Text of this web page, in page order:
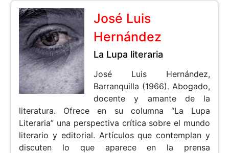
José Luis
Hernández
La Lupa literaria
José Luis Hernández,
Barranquilla (1966). Abogado,
docente y amante de la
literatura. Ofrece en su columna “La Lupa
Literaria” una perspectiva crítica sobre el mundo
literario y editorial. Artículos que contemplan y
discuten lo que aparece en la prensa